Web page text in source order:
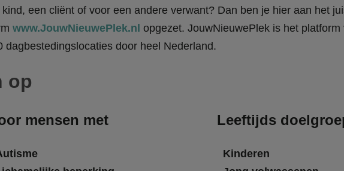
een cliënt of voor een andere verwant? Dan ben je hier aan het
www.JouwNieuwePlek.nl opgezet. JouwNieuwePlek is het platform
door heel Nederland.
op
mensen met Leeftijds
Kinderen